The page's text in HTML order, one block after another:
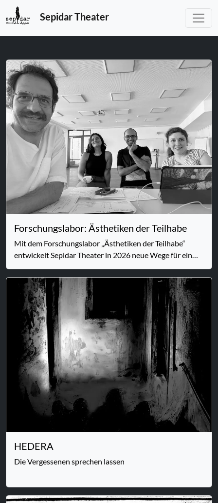
Sepidar Theater
Forschungslabor: Ästhetiken der Teilhabe
Mit dem Forschungslabor „Ästhetiken der Teilhabe“
entwickelt Sepidar Theater in 2026 neue Wege für ein
barrierearmes, nonverbales und multisensorisches
Theater. Ziel ist es, Menschen unabhängig von Sprache
oder diversen Sinneswahrnehmungen einen Zugang zu
Theater und Performance zu ermöglichen.
HEDERA
Die Vergessenen sprechen lassen